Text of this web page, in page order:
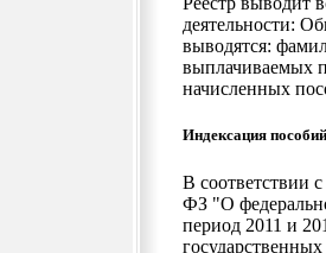
деятельности:
выводятся:
выплачиваемых
начисленных
Индексация
В соответствии
ФЗ "О
период 2011 и